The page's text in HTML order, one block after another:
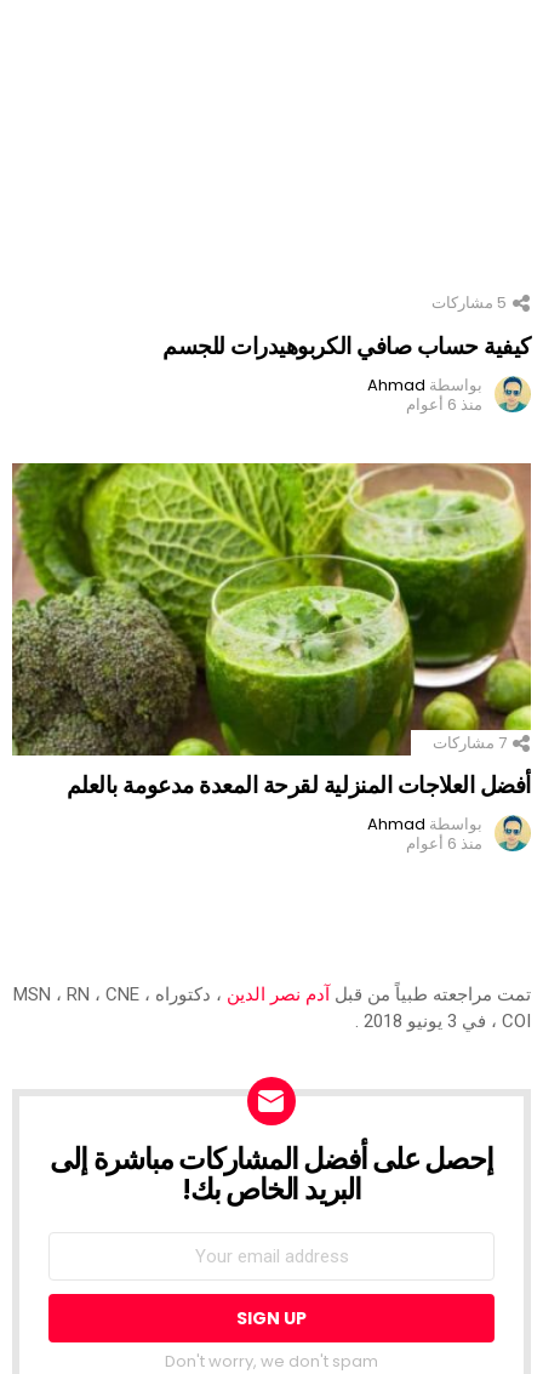
5 مشاركات
كيفية حساب صافي الكربوهيدرات للجسم
بواسطة Ahmad
منذ 6 أعوام
7 مشاركات
أفضل العلاجات المنزلية لقرحة المعدة مدعومة بالعلم
بواسطة Ahmad
منذ 6 أعوام
تمت مراجعته طبياً من قبل آدم نصر الدين
، دكتوراه ، MSN ، RN ، CNE
، COI في 3 يونيو 2018 .
NEWSLETTER
إحصل على أفضل المشاركات مباشرة إلى
البريد الخاص بك!
Don't worry, we don't spam